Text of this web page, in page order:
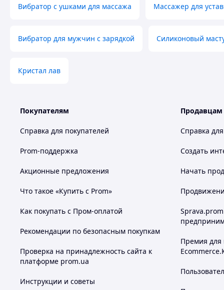
Вибратор с ушками для массажа Массажер для
Вибратор для мужчин с зарядкой Силиконовый
Кристал лав
Покупателям
Справка для покупателей
Prom-поддержка
Акционные предложения
Что такое «Купить с Prom»
Как покупать с Пром-оплатой
Рекомендации по безопасным покупкам
Проверка на принадлежность сайта к
платформе prom.ua
Инструкции и советы
Продавцам
Справка
Создать
Начать
Премия для